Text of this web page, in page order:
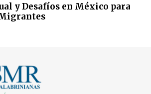
y Desafíos en México para